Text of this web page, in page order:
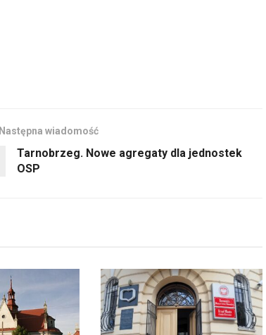
Następna wiadomość
Tarnobrzeg. Nowe agregaty dla jednostek
OSP